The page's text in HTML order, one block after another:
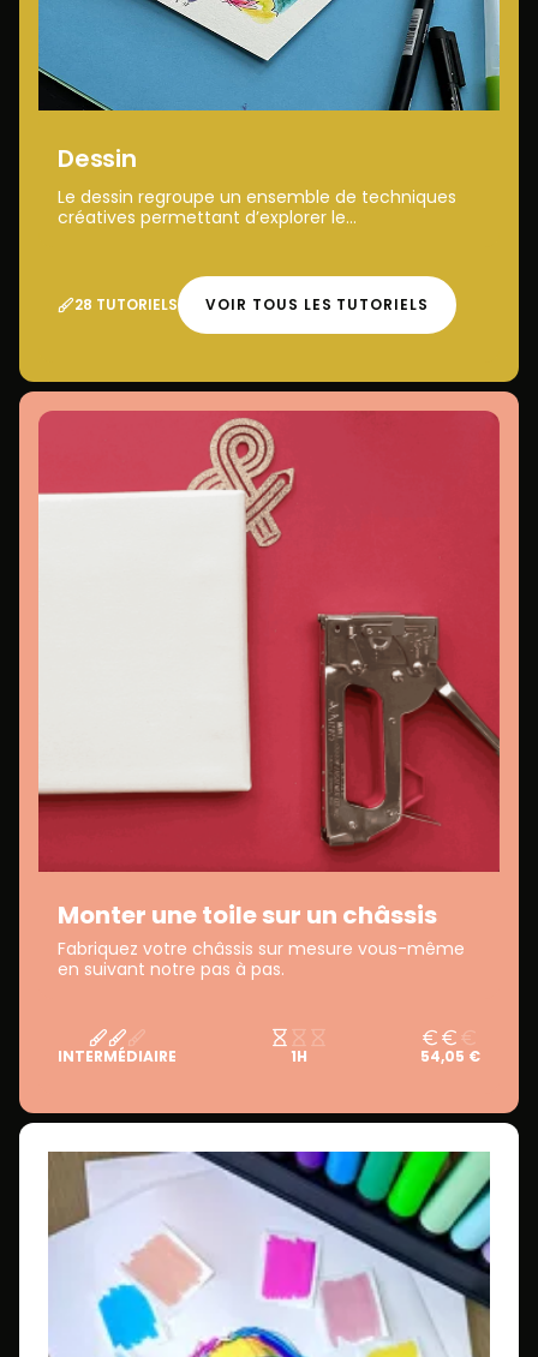
Dessin
Le dessin regroupe un ensemble de techniques
créatives permettant d’explorer le...
28 TUTORIELS VOIR TOUS LES TUTORIELS
Monter une toile sur un châssis
Fabriquez votre châssis sur mesure vous-même
en suivant notre pas à pas.
INTERMÉDIAIRE 1H 54,05 €